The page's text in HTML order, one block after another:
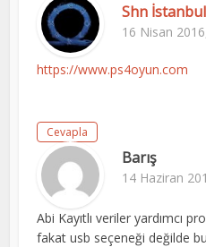
Shn İstanbul
16 Nisan
https://www.ps4oyun.com
Cevapla
Barış
14 Haziran
Abi Kayıtlı veriler yardımcı
fakat usb seçeneği değilde